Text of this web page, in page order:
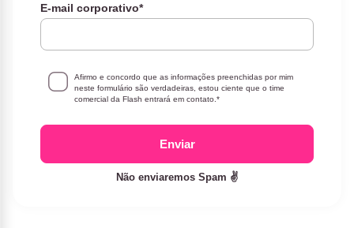
E-mail corporativo*
Afirmo e concordo que as informações preenchidas por mim
neste formulário são verdadeiras, estou ciente que o time
comercial da Flash entrará em contato. *
Enviar
Não enviaremos Spam ✌️